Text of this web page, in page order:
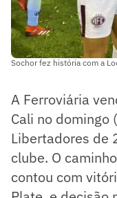
Sochor fez história com a
A Ferroviária
Cali no domingo
Libertadores de
clube. O
contou com